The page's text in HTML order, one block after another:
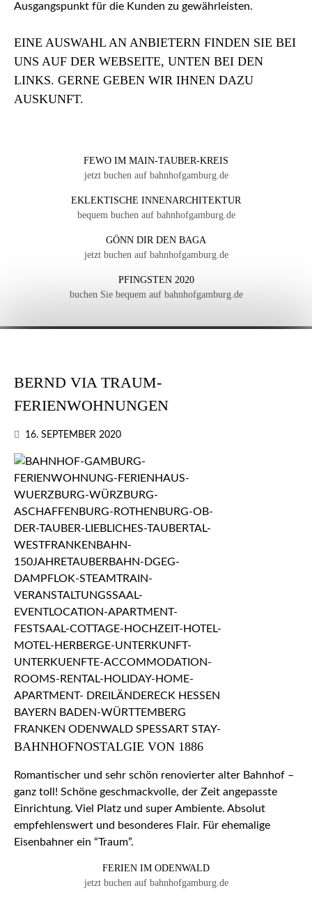
Ausgangspunkt für die Kunden zu gewährleisten.
EINE AUSWAHL AN ANBIETERN FINDEN SIE BEI
UNS AUF DER WEBSEITE, UNTEN BEI DEN
LINKS. GERNE GEBEN WIR IHNEN DAZU
AUSKUNFT.
FEWO IM MAIN-TAUBER-KREIS
jetzt buchen auf bahnhofgamburg.de
EKLEKTISCHE INNENARCHITEKTUR
bequem buchen auf bahnhofgamburg.de
GÖNN DIR DEN BAGA
jetzt buchen auf bahnhofgamburg.de
PFINGSTEN 2020
buchen Sie bequem auf bahnhofgamburg.de
BERND VIA TRAUM-
FERIENWOHNUNGEN
16. SEPTEMBER 2020
BAHNHOFNOSTALGIE VON 1886
Romantischer und sehr schön renovierter alter Bahnhof –
ganz toll! Schöne geschmackvolle, der Zeit angepasste
Einrichtung. Viel Platz und super Ambiente. Absolut
empfehlenswert und besonderes Flair. Für ehemalige
Eisenbahner ein “Traum”.
FERIEN IM ODENWALD
jetzt buchen auf bahnhofgamburg.de